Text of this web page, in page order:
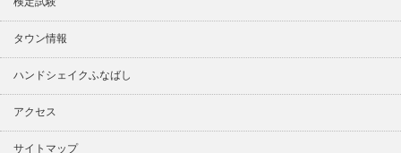
タウン情報
ハンドシェイクふなばし
アクセス
サイトマップ